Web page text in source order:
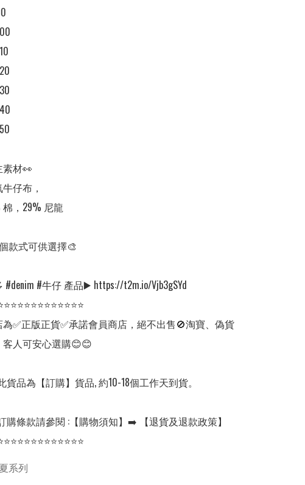
素材👀
仔布，
棉，29% 尼龍
款式可供選擇🎨
#denim #牛仔 產品▶️ https://t2m.io/Vjb3gSYd
為✅正版正貨✅承諾會員商店，絕不出售🚫淘寶、偽貨
客人可安心選購😊😊
貨品為【訂購】貨品, 約10-18個工作天到貨。
購條款請參閱 :【購物須知】➡️ 【退貨及退款政策】
系列